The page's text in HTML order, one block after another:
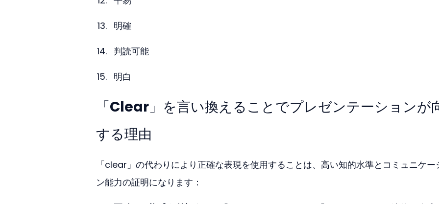
明確
判読可能
明白
「Clear」を言い換えることでプレゼンテーションが
する理由
「clear」の代わりにより正確な表現を使用することは、高い知的水準とコミュニケー
ン能力の証明になります：